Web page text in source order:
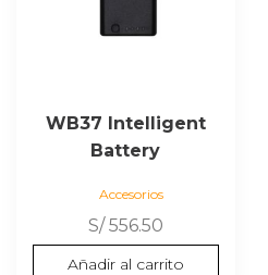
WB37 Intelligent
Battery
Accesorios
S/556.50
Añadir al carrito